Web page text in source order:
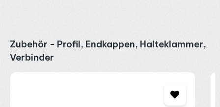
Produktgalerie überspringen
Zubehör - Profil, Endkappen, Halteklammer,
Verbinder